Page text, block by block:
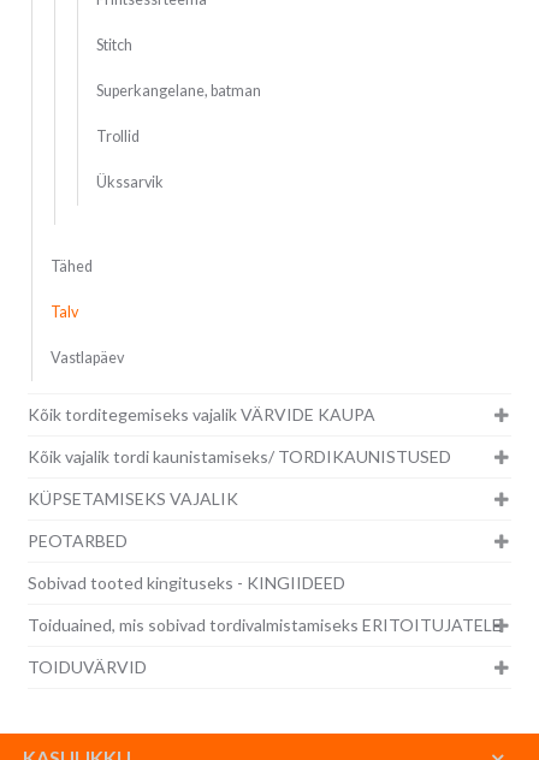
Stitch
Superkangelane, batman
Trollid
Ükssarvik
Tähed
Talv
Vastlapäev
Kõik torditegemiseks vajalik VÄRVIDE KAUPA
Kõik vajalik tordi kaunistamiseks/ TORDIKAUNISTUSED
KÜPSETAMISEKS VAJALIK
PEOTARBED
Sobivad tooted kingituseks - KINGIIDEED
Toiduained, mis sobivad tordivalmistamiseks ERITOITUJATELE
TOIDUVÄRVID